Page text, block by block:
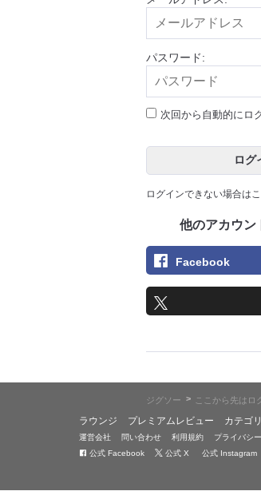
パスワード:
次回から自動的にロ
ログ
ログインできない場合は
他のアカウン
Facebook
ジグソー > ここから先はロ
ラウンジ プレミアムレビュー カテゴ
運営会社 問い合わせ 利用規約 プライバシ
公式 Facebook
公式 X 公式 Instagram